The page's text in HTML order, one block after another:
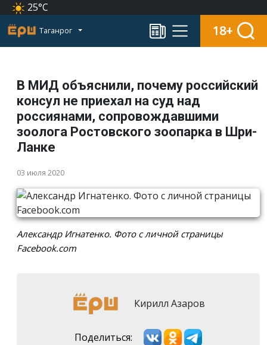
25°C
Таганрог 18+
В МИД объяснили, почему российский
консул не приехал на суд над
россиянами, сопровождавшими
зоолога Ростовского зоопарка в Шри-
Ланке
03 июля 2020
Александр Игнатенко. Фото с личной страницы
Facebook.com
Кирилл Азаров
Поделиться: